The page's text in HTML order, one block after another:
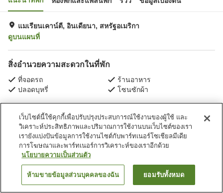
แมเรียนเคาน์ตี, อินเดียนา, สหรัฐอเมริกา
ดูบนแผนที่
สิ่งอำนวยความสะดวกในที่พัก
ที่จอดรถ
ร้านอาหาร
ปลอดบุหรี่
โซนซักผ้า
หน้าแรก สหรัฐอเมริกา อินเดียนา
แมเรียนเคาน์ตี
โฮมวูดสวีทส์ บายฮิลตัน ดาวน์ทาวน์อินเดียแนโพลิส
ค้นหาห้องพัก
เว็บไซต์นี้ใช้คุกกี้เพื่อปรับปรุงประสบการณ์ใช้งานของผู้ใช้ และ
วิเคราะห์ประสิทธิภาพและปริมาณการใช้งานบนเว็บไซต์ของเรา
เรายังแบ่งปันข้อมูลการใช้งานไซต์กับพาร์ทเนอร์โซเชียลมีเดีย
การโฆษณาและพาร์ทเนอร์การวิเคราะห์ของเราอีกด้วย
นโยบายความเป็นส่วนตัว
ห้ามขายข้อมูลส่วนบุคคลของฉัน ยอมรับทั้งหมด